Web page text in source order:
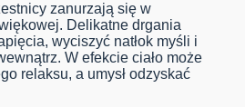
zanurzają się w
Delikatne drgania
wyciszyć natłok myśli i
W efekcie ciało może
relaksu, a umysł odzyskać